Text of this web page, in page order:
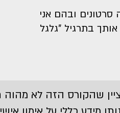
ובהם אני
בתרגיל "גלגל
שהקורס הזה לא מהוה